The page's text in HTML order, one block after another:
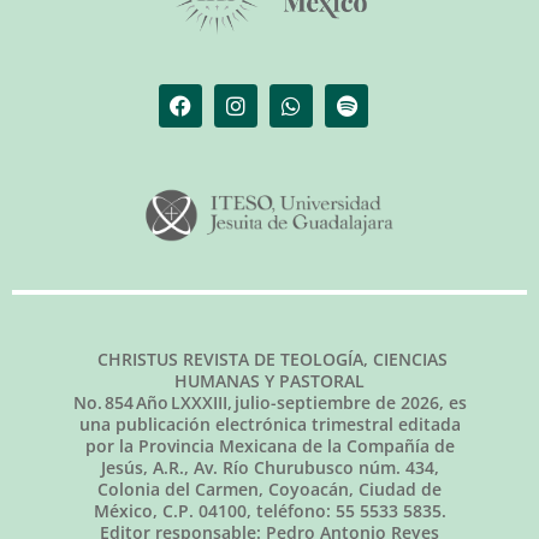
CHRISTUS REVISTA DE TEOLOGÍA, CIENCIAS
HUMANAS Y PASTORAL
No.854Año LXXXIII, julio-septiembre de 2026, es
una publicación electrónica trimestral editada
por la Provincia Mexicana de la Compañía de
Jesús, A.R., Av. Río Churubusco núm. 434,
Colonia del Carmen, Coyoacán, Ciudad de
México, C.P. 04100, teléfono: 55 5533 5835.
Editor responsable: Pedro Antonio Reyes